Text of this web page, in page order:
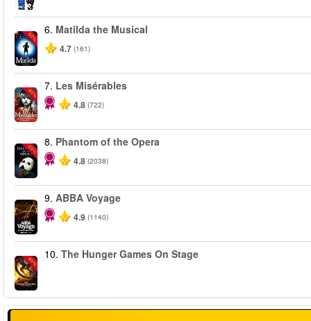
-50%
6. Matilda the Musical
4.7 (161)
-40%
7. Les Misérables
4.8 (722)
-20%
8. Phantom of the Opera
4.8 (2038)
9. ABBA Voyage
4.9 (1140)
-40%
10. The Hunger Games On Stage